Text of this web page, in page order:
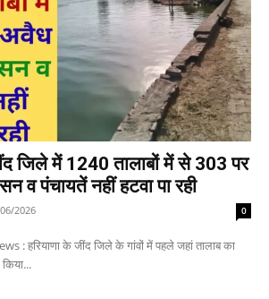
जिले में 1240 तालाबों में से 303 पर
व पंचायतें नहीं हटवा पा रही
2026 0
: हरियाणा के जींद जिले के गांवों में पहले जहां तालाब का
किया...